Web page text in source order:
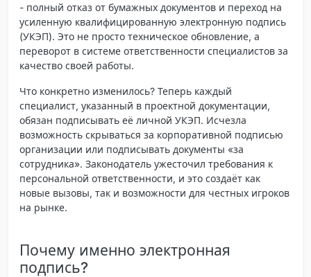
- полный отказ от бумажных документов и переход на
усиленную квалифицированную электронную подпись
(УКЭП). Это не просто техническое обновление, а
переворот в системе ответственности специалистов за
качество своей работы.
Что конкретно изменилось? Теперь каждый
специалист, указанный в проектной документации,
обязан подписывать её личной УКЭП. Исчезла
возможность скрываться за корпоративной подписью
организации или подписывать документы «за
сотрудника». Законодатель ужесточил требования к
персональной ответственности, и это создаёт как
новые вызовы, так и возможности для честных игроков
на рынке.
Почему именно электронная
подпись?